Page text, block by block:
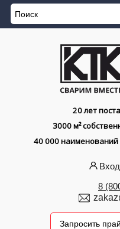
20 лет
3000 м²
40 000
Вход
8
Запросить